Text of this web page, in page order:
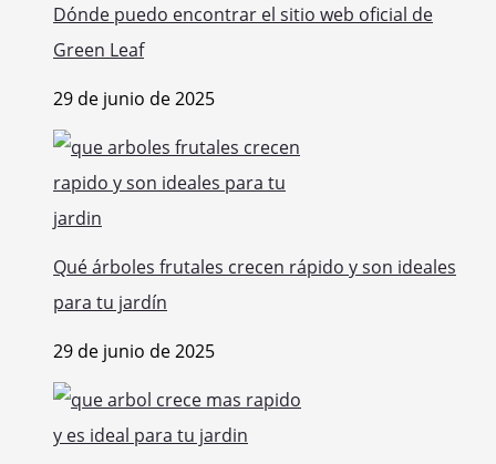
Dónde puedo encontrar el sitio web oficial de
Green Leaf
29 de junio de 2025
Qué árboles frutales crecen rápido y son ideales
para tu jardín
29 de junio de 2025